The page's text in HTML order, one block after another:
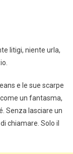
litigi, niente urla,
e le sue scarpe
un fantasma,
Senza lasciare un
chiamare. Solo il